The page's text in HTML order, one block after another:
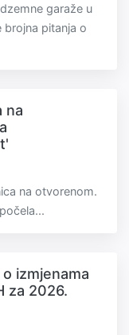
garaže u
pitanja o
na
na otvorenom.
izmjenama
za 2026.